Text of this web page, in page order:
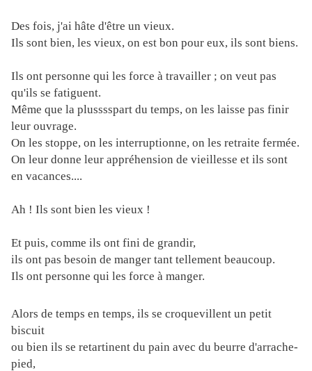
Des fois, j'ai hâte d'être un vieux.
Ils sont bien, les vieux, on est bon pour eux, ils sont biens.
Ils ont personne qui les force à travailler ; on veut pas
qu'ils se fatiguent.
Même que la plusssspart du temps, on les laisse pas finir
leur ouvrage.
On les stoppe, on les interruptionne, on les retraite fermée.
On leur donne leur appréhension de vieillesse et ils sont
en vacances....
Ah ! Ils sont bien les vieux !
Et puis, comme ils ont fini de grandir,
ils ont pas besoin de manger tant tellement beaucoup.
Ils ont personne qui les force à manger.
Alors de temps en temps, ils se croquevillent un petit
biscuit
ou bien ils se retartinent du pain avec du beurre d'arrache-
pied,